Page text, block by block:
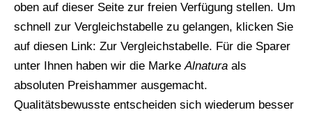
oben auf dieser Seite zur freien Verfügung stellen. Um
schnell zur Vergleichstabelle zu gelangen, klicken Sie
auf diesen Link: Zur Vergleichstabelle. Für die Sparer
unter Ihnen haben wir die MarkeAlnatura als
absoluten Preishammer ausgemacht.
Qualitätsbewusste entscheiden sich wiederum besser